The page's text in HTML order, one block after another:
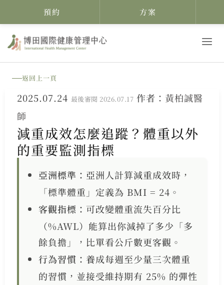
至
主
預約 方案
返回上一頁
2025.07.24 最後審閱 2026.07.17 作者： 黃柏誠醫
師
減重成效怎麼追蹤？體重以外
的重要監測指標
亞洲標準： 亞洲人計算減重成效時，
「標準體重」定義為 BMI = 24。
客觀指標：可改變體重流失百分比
（%AWL）能算出你減掉了多少「多
餘負擔」，比單看公斤數更客觀。
行為習慣： 養成每週至少量三次體重
的習慣，並接受維持期有 25% 的彈性